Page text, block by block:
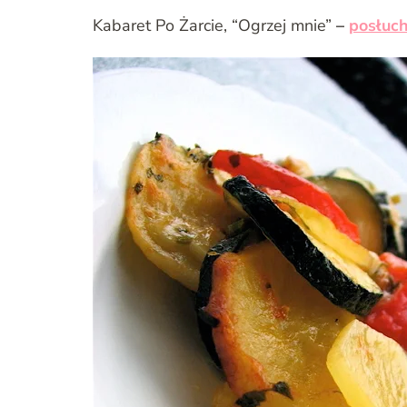
Kabaret Po Żarcie, “Ogrzej mnie” –